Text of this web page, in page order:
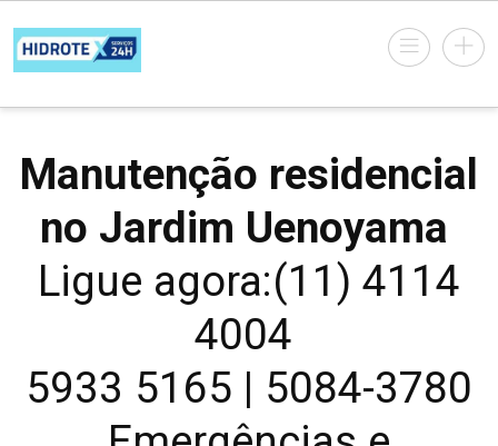
Manutenção residencial
no Jardim Uenoyama
Ligue agora:(11) 4114
4004
5933 5165 | 5084-3780